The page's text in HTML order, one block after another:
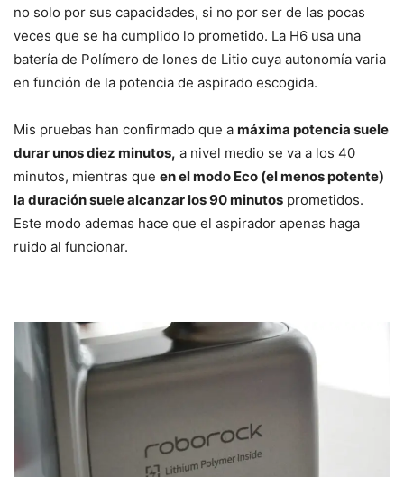
no solo por sus capacidades, si no por ser de las pocas
veces que se ha cumplido lo prometido. La H6 usa una
batería de Polímero de Iones de Litio cuya autonomía varia
en función de la potencia de aspirado escogida.
Mis pruebas han confirmado que a máxima potencia suele
durar unos diez minutos, a nivel medio se va a los 40
minutos, mientras que en el modo Eco (el menos potente)
la duración suele alcanzar los 90 minutos prometidos.
Este modo ademas hace que el aspirador apenas haga
ruido al funcionar.